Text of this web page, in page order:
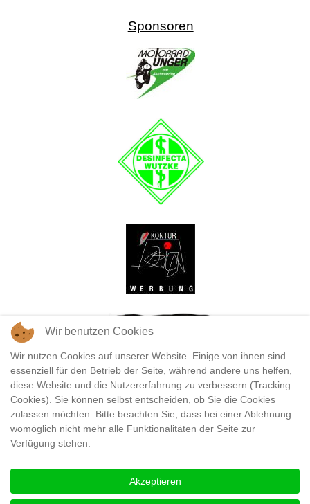
Sponsoren
Wir benutzen Cookies
Wir nutzen Cookies auf unserer Website. Einige von ihnen sind
essenziell für den Betrieb der Seite, während andere uns helfen,
diese Website und die Nutzererfahrung zu verbessern (Tracking
Cookies). Sie können selbst entscheiden, ob Sie die Cookies
zulassen möchten. Bitte beachten Sie, dass bei einer Ablehnung
womöglich nicht mehr alle Funktionalitäten der Seite zur
Verfügung stehen.
Akzeptieren